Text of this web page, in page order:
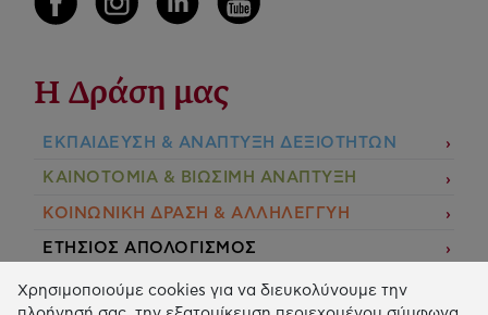
Η Δράση μας
ΕΚΠΑIΔΕΥΣΗ & ΑΝΑΠΤΥΞΗ ΔΕΞΙΟΤΗΤΩΝ
ΚΑΙΝΟΤΟΜΙΑ & ΒΙΩΣΙΜΗ ΑΝΑΠΤΥΞΗ
ΚΟΙΝΩΝΙΚΗ ΔΡΑΣΗ & ΑΛΛΗΛΕΓΓΥΗ
ΕΤΗΣΙΟΣ ΑΠΟΛΟΓΙΣΜΟΣ
E-LIBRARY
Χρησιμοποιούμε cookies για να διευκολύνουμε την